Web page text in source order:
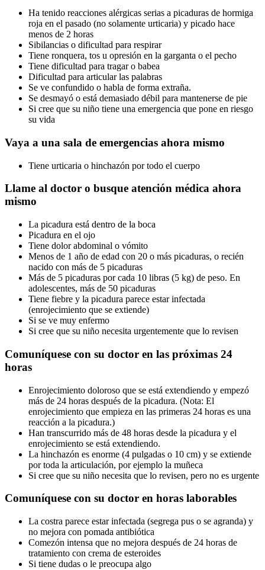
Ha tenido reacciones alérgicas serias a picaduras de hormiga
roja en el pasado (no solamente urticaria) y picado hace
menos de 2 horas
Sibilancias o dificultad para respirar
Tiene ronquera, tos u opresión en la garganta o el pecho
Tiene dificultad para tragar o babea
Dificultad para articular las palabras
Se ve confundido o habla de forma extraña.
Se desmayó o está demasiado débil para mantenerse de pie
Si cree que su niño tiene una emergencia que pone en riesgo
su vida
Vaya a una sala de emergencias ahora mismo
Tiene urticaria o hinchazón por todo el cuerpo
Llame al doctor o busque atención médica ahora
mismo
La picadura está dentro de la boca
Picadura en el ojo
Tiene dolor abdominal o vómito
Menos de 1 año de edad con 20 o más picaduras, o recién
nacido con más de 5 picaduras
Más de 5 picaduras por cada 10 libras (5 kg) de peso. En
adolescentes, más de 50 picaduras
Tiene fiebre y la picadura parece estar infectada
(enrojecimiento que se extiende)
Si se ve muy enfermo
Si cree que su niño necesita urgentemente que lo revisen
Comuníquese con su doctor en las próximas 24
horas
Enrojecimiento doloroso que se está extendiendo y empezó
más de 24 horas después de la picadura. (Nota: El
enrojecimiento que empieza en las primeras 24 horas es una
reacción a la picadura.)
Han transcurrido más de 48 horas desde la picadura y el
enrojecimiento se está extendiendo.
La hinchazón es enorme (4 pulgadas o 10 cm) y se extiende
por toda la articulación, por ejemplo la muñeca
Si cree que su niño necesita que lo revisen, pero no es urgente
Comuníquese con su doctor en horas laborables
La costra parece estar infectada (segrega pus o se agranda) y
no mejora con pomada antibiótica
Comezón intensa que no mejora después de 24 horas de
tratamiento con crema de esteroides
Si tiene dudas o le preocupa algo